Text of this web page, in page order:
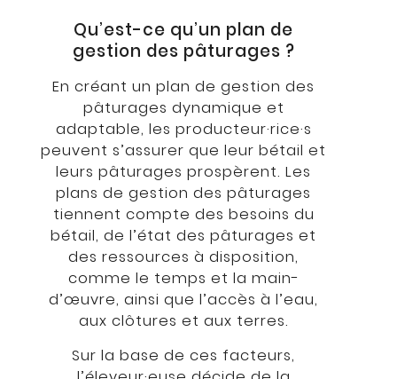
Qu’est-ce qu’un plan de
gestion des pâturages ?
En créant un plan de gestion des
pâturages dynamique et
adaptable, les producteur·rice·s
peuvent s’assurer que leur bétail et
leurs pâturages prospèrent. Les
plans de gestion des pâturages
tiennent compte des besoins du
bétail, de l’état des pâturages et
des ressources à disposition,
comme le temps et la main-
d’œuvre, ainsi que l’accès à l’eau,
aux clôtures et aux terres.
Sur la base de ces facteurs,